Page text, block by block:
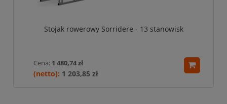
Stojak rowerowy Sorridere - 13 stanowisk
Cena: 1 480,74 zł
1 203,85 zł